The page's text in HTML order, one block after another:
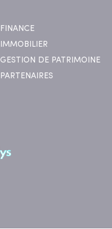
FINANCE
IMMOBILIER
GESTION DE PATRIMOINE
PARTENAIRES